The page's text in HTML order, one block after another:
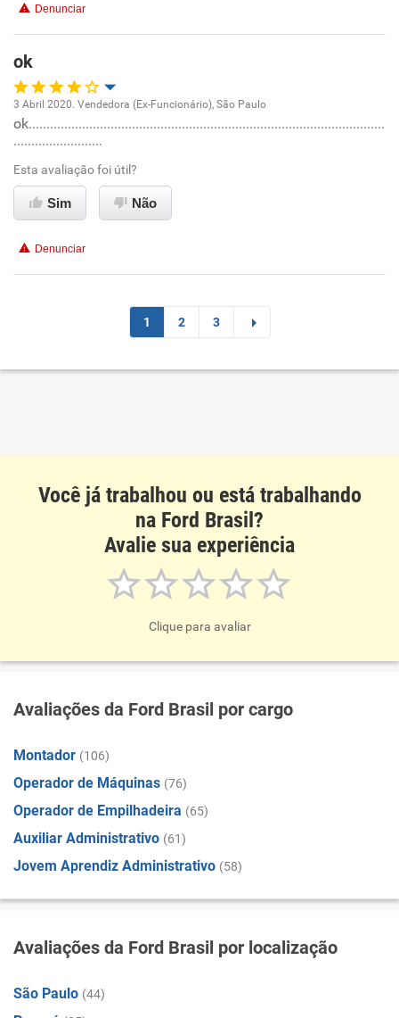
Denunciar
ok
Oportunidade de promoção
Ambiente de trabalho
Conciliação com a vida familiar
Recomenda esta empresa
Recomenda a diretoria
3 Abril 2020. Vendedora (Ex-Funcionário), São Paulo
ok....................................................................................................
.........................
Esta avaliação foi útil?
Sim Não
Denunciar
1 2 3
Você já trabalhou ou está trabalhando
na Ford Brasil?
Avalie sua experiência
Clique para avaliar
Avaliações da Ford Brasil por cargo
Montador (106)
Operador de Máquinas (76)
Operador de Empilhadeira (65)
Auxiliar Administrativo (61)
Jovem Aprendiz Administrativo (58)
Avaliações da Ford Brasil por localização
São Paulo (44)